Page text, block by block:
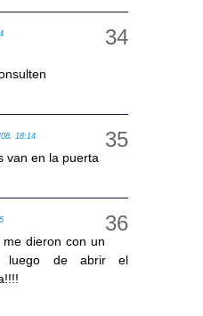
18:14
van en la puerta
dieron con un
luego de abrir el